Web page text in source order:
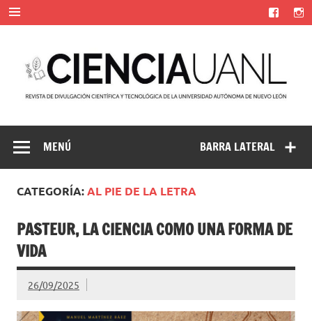
Saltar
contenido
Universidad Autónoma de Nuevo León
BARRA LATERAL
MENÚ
CATEGORÍA:AL PIE DE LA LETRA
PASTEUR, LA CIENCIA COMO UNA FORMA DE
VIDA
26/09/2025